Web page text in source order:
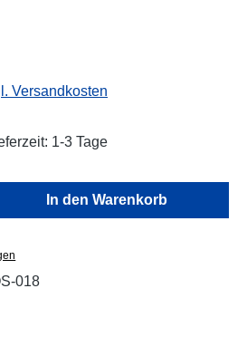
Versandkosten
1-3 Tage
Gib den gewünschten
In den Warenkorb
018